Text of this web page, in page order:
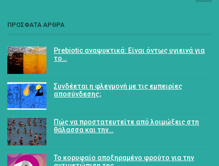
ΠΡΟΣΦΑΤΑ ΑΡΘΡΑ
Prebiotic αναψυκτικά: Είναι όντως υγιεινά για
το…
Συνδέεται η φλεγμονή με τις εμπειρίες
αποσύνδεσης;
Πώς να προστατευτείτε από λοιμώξεις στη
θάλασσα και την…
Το κορυφαίο αποξηραμένο φρούτο για την